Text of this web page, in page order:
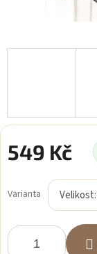
549 Kč
cena:
Varianta